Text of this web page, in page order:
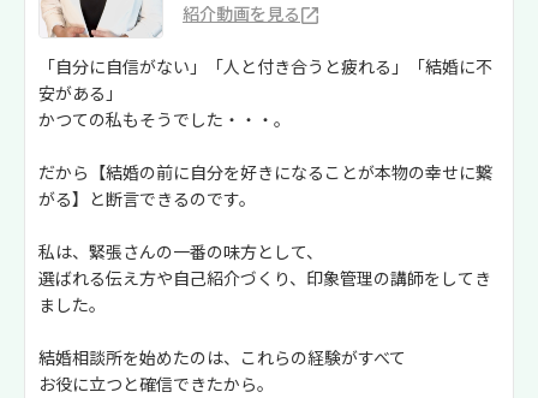
紹介動画を見る
「自分に自信がない」「人と付き合うと疲れる」「結婚に不
安がある」
かつての私もそうでした・・・。
だから【結婚の前に自分を好きになることが本物の幸せに繋
がる】と断言できるのです。
私は、緊張さんの一番の味方として、
選ばれる伝え方や自己紹介づくり、印象管理の講師をしてき
ました。
結婚相談所を始めたのは、これらの経験がすべて
お役に立つと確信できたから。